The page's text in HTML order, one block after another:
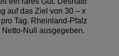
auf das Ziel von 30 – x
Tag. Rheinland-Pfalz
Null ausgegeben.